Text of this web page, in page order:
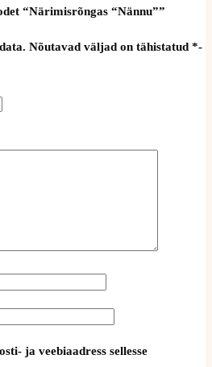
“Närimisrõngas “Nännu””
Nõutavad väljad on tähistatud *-
ja veebiaadress sellesse